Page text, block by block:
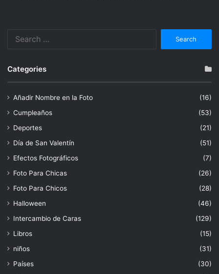
Categories
Añadir Nombre en la Foto
(16)
Cumpleaños
(53)
Deportes
(21)
Día de San Valentín
(51)
Efectos Fotográficos
(7)
Foto Para Chicas
(26)
Foto Para Chicos
(28)
Halloween
(46)
Intercambio de Caras
(129)
Libros
(15)
niños
(31)
Países
(30)